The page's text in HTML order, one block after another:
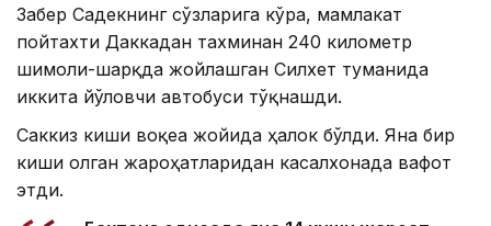
Забер Садекнинг сўзларига кўра, мамлакат
пойтахти Даккадан тахминан 240 километр
шимоли-шарқда жойлашган Силхет туманида
иккита йўловчи автобуси тўқнашди.
Саккиз киши воқеа жойида ҳалок бўлди. Яна бир
киши олган жароҳатларидан касалхонада вафот
этди.